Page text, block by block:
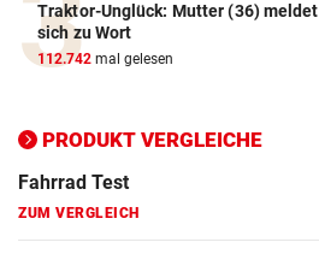
Traktor-Unglück: Mutter (36) meldet
sich zu Wort
112.742 mal gelesen
PRODUKT VERGLEICHE
Elektro-Scooter Vergleich
ZUM VERGLEICH
ZUM VERGLEICH
Fahrrad Test
ZUM VERGLEICH